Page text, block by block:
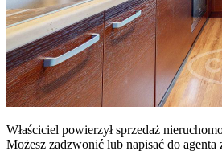
Właściciel powierzył sprzedaż
Możesz zadzwonić lub napisać do agenta